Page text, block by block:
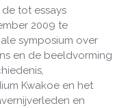
tot essays
2009 te
symposium over
en de beeldvorming
Kwakoe en het
en